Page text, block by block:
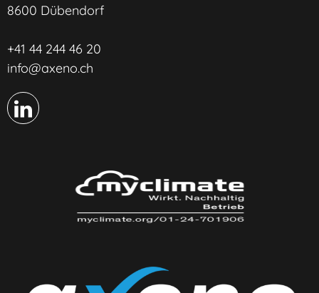
8600 Dübendorf
+41 44 244 46 20
info@axeno.ch